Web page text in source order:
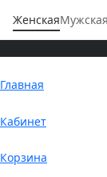
ЖенскаяМужская
Главная
Кабинет
Корзина